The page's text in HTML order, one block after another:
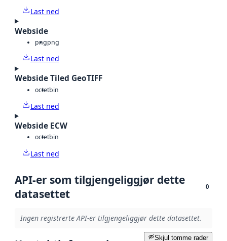
Last ned
Webside
pngpng
Last ned
Webside Tiled GeoTIFF
octetbin
Last ned
Webside ECW
octetbin
Last ned
API-er som tilgjengeliggjør dette
datasettet
0
Ingen registrerte API-er tilgjengeliggjør dette datasettet.
Skjul tomme rader